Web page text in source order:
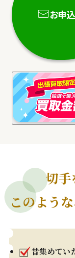
お申
切
このような
昔集めてい